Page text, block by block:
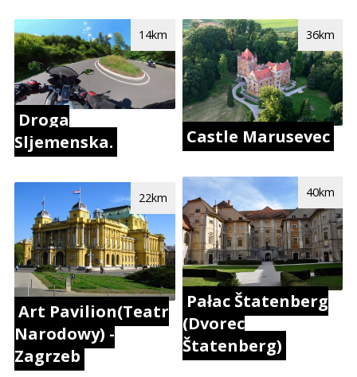
Droga
Sljemenska.
14km
Art Pavilion(Teatr
Narodowy) -
Zagrzeb
22km
Castle Marusevec
36km
Pałac Štatenberg
(Dvorec
Štatenberg)
40km